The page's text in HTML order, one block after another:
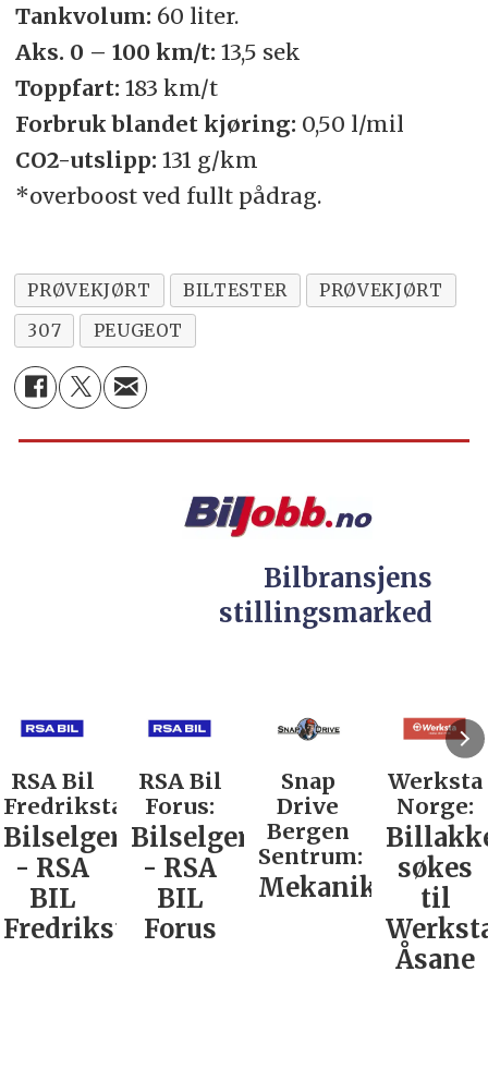
Tankvolum: 60 liter.
Aks. 0 – 100 km/t: 13,5 sek
Toppfart: 183 km/t
Forbruk blandet kjøring: 0,50 l/mil
CO2-utslipp: 131 g/km
*overboost ved fullt pådrag.
PRØVEKJØRT BILTESTER
PRØVEKJØRT
307
PEUGEOT
Bilbransjens
stillingsmarked
RSA Bil
Fredrikstad:
Bilselger
- RSA
BIL
Fredrikstad
RSA Bil
Forus:
Bilselger
- RSA
BIL
Forus
Snap
Drive
Bergen
Sentrum:
Mekaniker
Werksta
Norge:
søkes
til
Åsane